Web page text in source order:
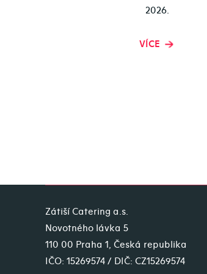
2026.
VÍCE
Zátiší Catering a.s.
Novotného lávka 5
110 00 Praha 1, Česká republika
IČO: 15269574 / DIČ: CZ15269574